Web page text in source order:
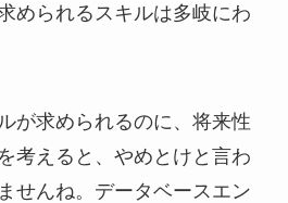
められるスキルは多岐にわ
が求められるのに、将来性
考えると、やめとけと言わ
せんね。データベースエン